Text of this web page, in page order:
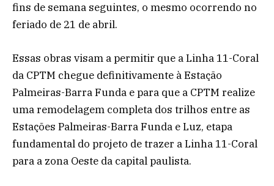
fins de semana seguintes, o mesmo ocorrendo no
feriado de 21 de abril.
Essas obras visam a permitir que a Linha 11-Coral
da CPTM chegue definitivamente à Estação
Palmeiras-Barra Funda e para que a CPTM realize
uma remodelagem completa dos trilhos entre as
Estações Palmeiras-Barra Funda e Luz, etapa
fundamental do projeto de trazer a Linha 11-Coral
para a zona Oeste da capital paulista.